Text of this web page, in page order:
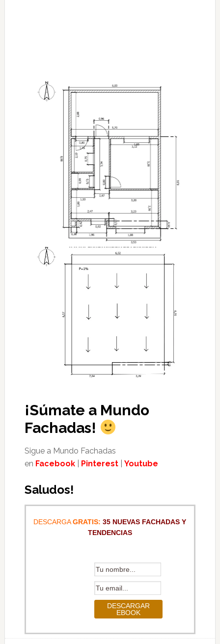
¡Súmate a Mundo
Fachadas!
Sigue a Mundo Fachadas
en Facebook| Pinterest Youtube
Saludos!
DESCARGAGRATIS: 35 NUEVAS FACHADAS Y
TENDENCIAS